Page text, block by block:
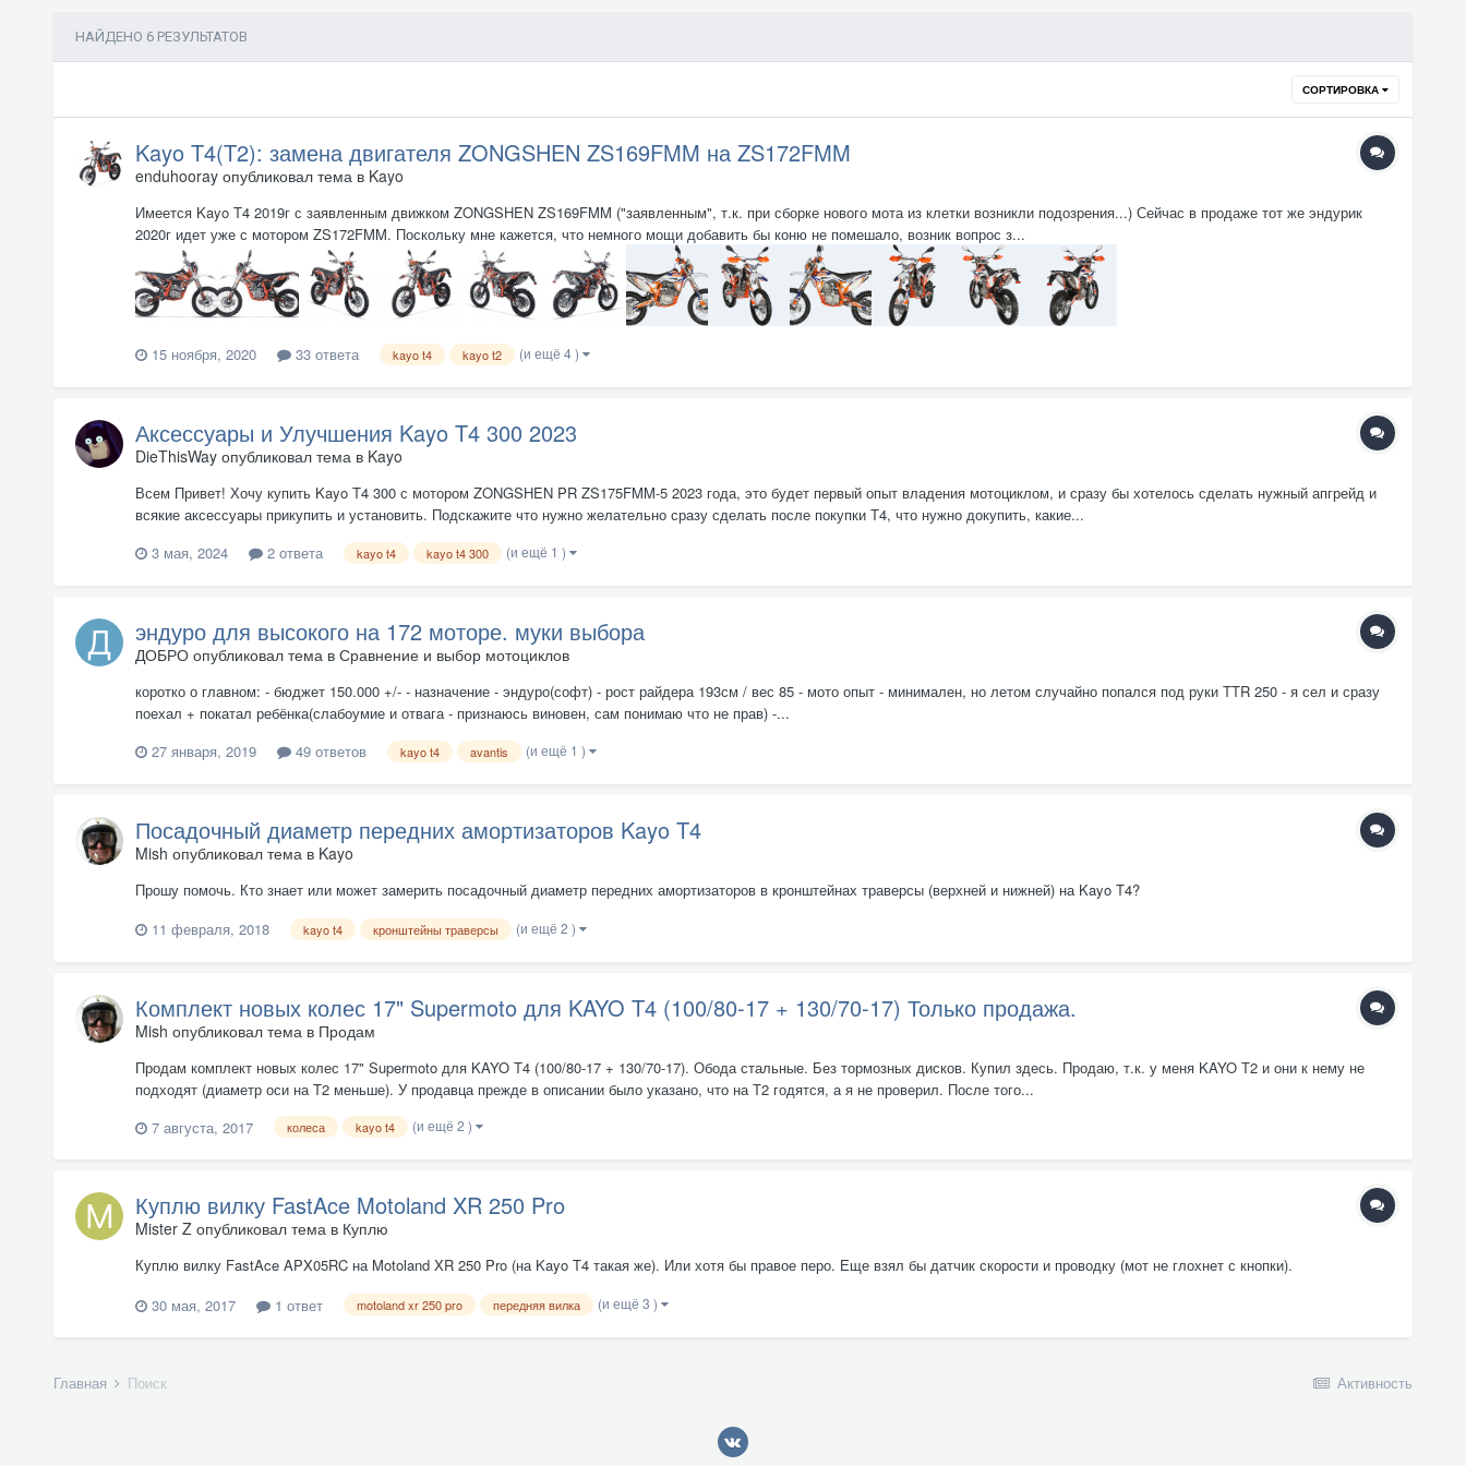
НАЙДЕНО 6 РЕЗУЛЬТАТОВ
СОРТИРОВКА
Kayo T4(T2): замена двигателя ZONGSHEN ZS169FMM на ZS172FMM
enduhoorayопубликовал тема в Kayo
Имеется Kayo T4 2019г с заявленным движком ZONGSHEN ZS169FMM ("заявленным", т.к. при сборке нового мота из клетки возникли подозрения...) Сейчас в продаже тот же эндурик
2020г идет уже с мотором ZS172FMM. Поскольку мне кажется, что немного мощи добавить бы коню не помешало, возник вопрос з...
15 ноября, 2020 33 ответа kayo t4 kayo t2 (и ещё 4 )
Аксессуары и Улучшения Kayo T4 300 2023
DieThisWayопубликовал тема в Kayo
Всем Привет! Хочу купить Kayo T4 300 с мотором ZONGSHEN PR ZS175FMM-5 2023 года, это будет первый опыт владения мотоциклом, и сразу бы хотелось сделать нужный апгрейд и
всякие аксессуары прикупить и установить. Подскажите что нужно желательно сразу сделать после покупки Т4, что нужно докупить, какие...
3 мая, 2024
2 ответа kayo t4 kayo t4 300 (и ещё 1 )
эндуро для высокого на 172 моторе. муки выбора
ДОБРОопубликовал тема в Сравнение и выбор мотоциклов
коротко о главном: - бюджет 150.000 +/- - назначение - эндуро(софт) - рост райдера 193см / вес 85 - мото опыт - минимален, но летом случайно попался под руки TTR 250 - я сел и сразу
поехал + покатал ребёнка(слабоумие и отвага - признаюсь виновен, сам понимаю что не прав) -...
27 января, 2019
49 ответов kayo t4 avantis (и ещё 1 )
Посадочный диаметр передних амортизаторов Kayo T4
Mish опубликовал тема в Kayo
Прошу помочь. Кто знает или может замерить посадочный диаметр передних амортизаторов в кронштейнах траверсы (верхней и нижней) на Kayo T4?
11 февраля, 2018
kayo t4 кронштейны траверсы (и ещё 2 )
Комплект новых колес 17" Supermoto для KAYO T4 (100/80-17 + 130/70-17) Только продажа.
Mish опубликовал тема в Продам
Продам комплект новых колес 17" Supermoto для KAYO T4 (100/80-17 + 130/70-17). Обода стальные. Без тормозных дисков. Купил здесь. Продаю, т.к. у меня KAYO Т2 и они к нему не
подходят (диаметр оси на T2 меньше). У продавца прежде в описании было указано, что на Т2 годятся, а я не проверил. После того...
7 августа, 2017
колеса kayo t4 (и ещё 2 )
Куплю вилку FastAce Motoland XR 250 Pro
Mister Zопубликовал тема в Куплю
Куплю вилку FastAce APX05RC на Motoland XR 250 Pro (на Kayo T4 такая же). Или хотя бы правое перо. Еще взял бы датчик скорости и проводку (мот не глохнет с кнопки).
30 мая, 2017
1 ответ motoland xr 250 pro передняя вилка (и ещё 3 )
Активность
Главная Поиск